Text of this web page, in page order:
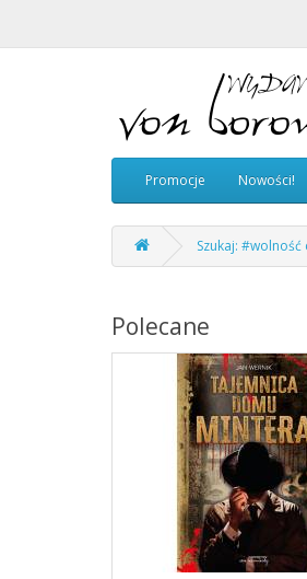
Promocje Nowości!
Szukaj: #wolność
Polecane